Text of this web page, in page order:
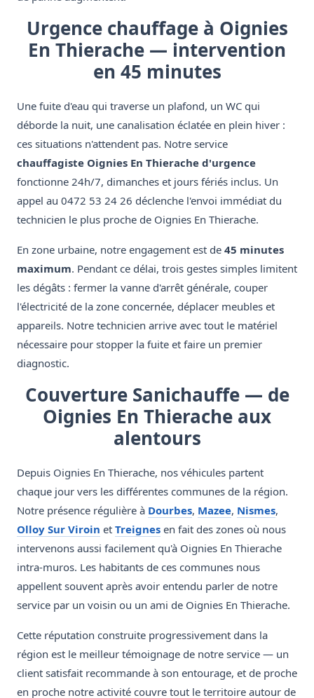
Urgence chauffage à Oignies
En Thierache — intervention
en 45 minutes
Une fuite d'eau qui traverse un plafond, un WC qui
déborde la nuit, une canalisation éclatée en plein hiver :
ces situations n'attendent pas. Notre service
chauffagiste Oignies En Thierache d'urgence
fonctionne 24h/7, dimanches et jours fériés inclus. Un
appel au 0472 53 24 26 déclenche l'envoi immédiat du
technicien le plus proche de Oignies En Thierache.
En zone urbaine, notre engagement est de 45 minutes
maximum. Pendant ce délai, trois gestes simples limitent
les dégâts : fermer la vanne d'arrêt générale, couper
l'électricité de la zone concernée, déplacer meubles et
appareils. Notre technicien arrive avec tout le matériel
nécessaire pour stopper la fuite et faire un premier
diagnostic.
Couverture Sanichauffe — de
Oignies En Thierache aux
alentours
Depuis Oignies En Thierache, nos véhicules partent
chaque jour vers les différentes communes de la région.
Notre présence régulière à Dourbes, Mazee, Nismes,
Olloy Sur Viroin et Treignes en fait des zones où nous
intervenons aussi facilement qu'à Oignies En Thierache
intra-muros. Les habitants de ces communes nous
appellent souvent après avoir entendu parler de notre
service par un voisin ou un ami de Oignies En Thierache.
Cette réputation construite progressivement dans la
région est le meilleur témoignage de notre service — un
client satisfait recommande à son entourage, et de proche
en proche notre activité couvre tout le territoire autour de